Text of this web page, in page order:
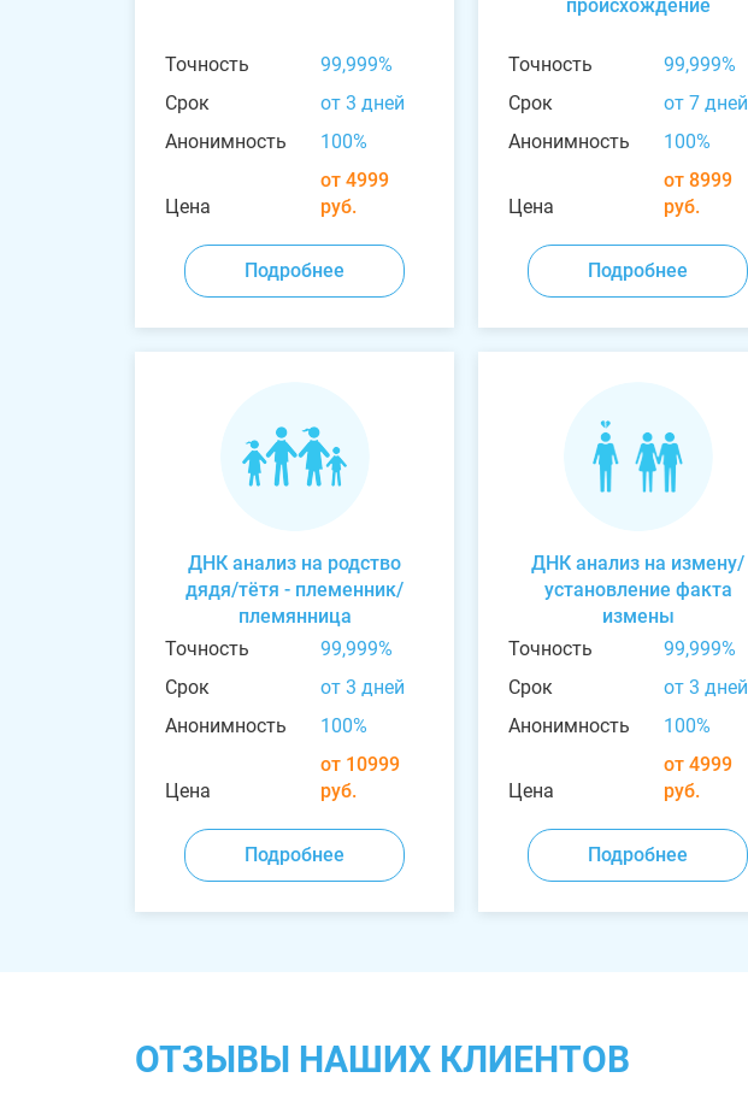
Точность
99,999%
Срок
от 3 дней
Анонимность
100%
Цена
от 4999
руб.
Подробнее
происхождение
Точность
99,999%
Срок
от 7 дней
Анонимность
100%
Цена
от 8999
руб.
Подробнее
ДНК анализ на родство
дядя/тётя - племенник/
племянница
Точность
99,999%
Срок
от 3 дней
Анонимность
100%
Цена
от 10999
руб.
Подробнее
ДНК анализ на измену/
установление факта
измены
Точность
99,999%
Срок
от 3 дней
Анонимность
100%
Цена
от 4999
руб.
Подробнее
ОТЗЫВЫ НАШИХ КЛИЕНТОВ